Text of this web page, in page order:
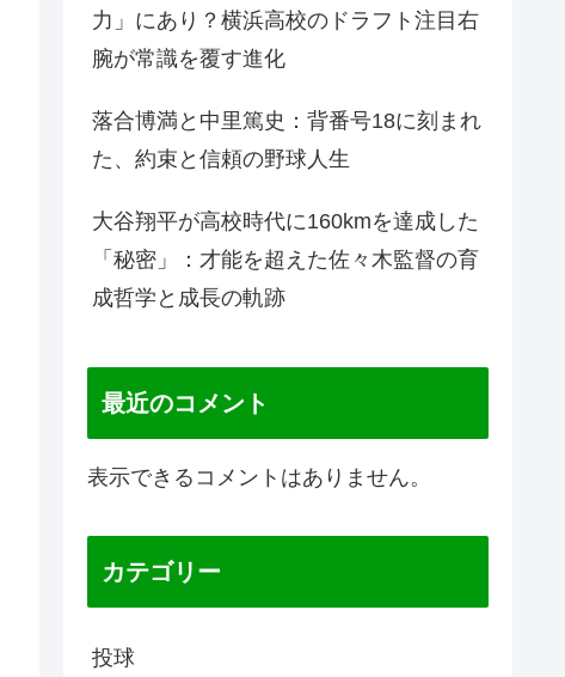
力」にあり？横浜高校のドラフト注目右
腕が常識を覆す進化
落合博満と中里篤史：背番号18に刻まれ
た、約束と信頼の野球人生
大谷翔平が高校時代に160kmを達成した
「秘密」：才能を超えた佐々木監督の育
成哲学と成長の軌跡
最近のコメント
表示できるコメントはありません。
カテゴリー
投球